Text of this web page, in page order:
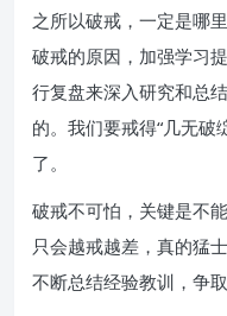
之所以破戒，一定是哪
破戒的原因，加强学习
行复盘来深入研究和总
的。我们要戒得“几无破
了。
破戒不可怕，关键是不
只会越戒越差，真的猛
不断总结经验教训，争